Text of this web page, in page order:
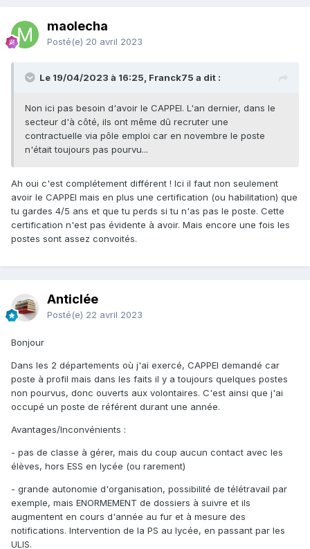
vacances ne commencent qu'à la fin des examens
rattrapages inclus.
pour prendre sa place...
maolecha
Posté(e) 20 avril 2023
Le 19/04/2023 à 16:25, Franck75 a dit :
Non ici pas besoin d'avoir le CAPPEI. L'an dernier, dans le
secteur d'à côté, ils ont même dû recruter une
contractuelle via pôle emploi car en novembre le poste
n'était toujours pas pourvu...
Ah oui c'est complétement différent ! Ici il faut non seulement
avoir le CAPPEI mais en plus une certification (ou habilitation) que
tu gardes 4/5 ans et que tu perds si tu n'as pas le poste. Cette
certification n'est pas évidente à avoir. Mais encore une fois les
postes sont assez convoités.
Anticlée
Posté(e) 22 avril 2023
Bonjour
Dans les 2 départements où j'ai exercé, CAPPEI demandé car
poste à profil mais dans les faits il y a toujours quelques postes
non pourvus, donc ouverts aux volontaires. C'est ainsi que j'ai
occupé un poste de référent durant une année.
Avantages/Inconvénients :
- pas de classe à gérer, mais du coup aucun contact avec les
élèves, hors ESS en lycée (ou rarement)
- grande autonomie d'organisation, possibilité de télétravail par
exemple, mais ENORMEMENT de dossiers à suivre et ils
augmentent en cours d'année au fur et à mesure des
notifications. Intervention de la PS au lycée, en passant par les
ULIS.